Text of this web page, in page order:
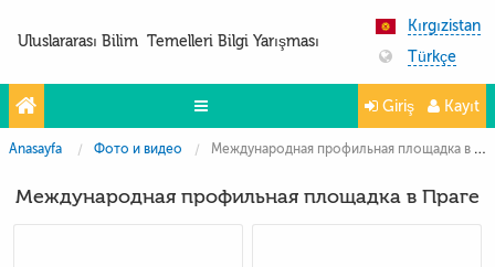
Uluslararası Bilim Temelleri Bilgi Yarışması
Kırgızistan
Türkçe
Yarışmalar
Projeler
Giriş Kayıt
Anasayfa Фото и видео Международная профильная площадка в Праге
Международная профильная площадка в Праге